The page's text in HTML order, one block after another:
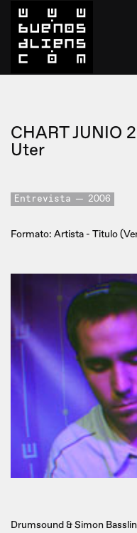
CHART JUNIO
Uter
Entrevista 2006
Formato: Artista - Titulo
Drumsound & Simon